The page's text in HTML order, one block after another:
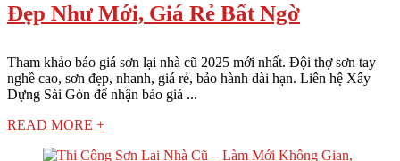
Đẹp Như Mới, Giá Rẻ Bất Ngờ
Tham khảo báo giá sơn lại nhà cũ 2025 mới nhất. Đội thợ sơn tay
nghề cao, sơn đẹp, nhanh, giá rẻ, bảo hành dài hạn. Liên hệ Xây
Dựng Sài Gòn để nhận báo giá ...
READ MORE +